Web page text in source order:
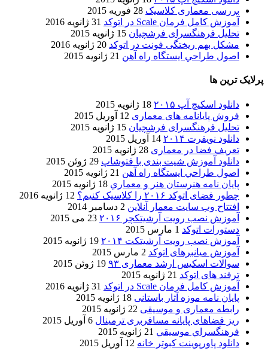
بررسی معماری کلاسیک 28 فوریه 2015
آموزش کامل فرمان Scale در اتوکد
31 ژانویه 2016
تحلیل فرهنگسرای فرشچیان 15 ژانویه 2015
مشکل بهم ریختگی فونت در اتوکد 20 ژانویه 2016
اصول طراحي ایستگاه راه آهن 21 ژانویه 2015
پرلایک ترین ها
دانلود اسکیچ آپ ۲۰۱۵
18 ژانویه 2015
فروش پایانامه های معماری 12 آوریل 2015
تحلیل فرهنگسرای فرشچیان 15 ژانویه 2015
دانلود نویفرت ۲۰۱۴
14 آوریل 2015
تعریف فضا در معماری 28 ژانویه 2015
دانلود آموزش شیت بندی با فتوشاپ 29 ژوئن 2015
اصول طراحي ایستگاه راه آهن 21 ژانویه 2015
پایان نامه هنرستان هنر و معماري 18 ژانویه 2015
چطور فضای اتوکد ۲۰۱۶ را کلاسیک کنیم؟
12 ژانویه 2016
افتتاح وب سایت معمار آنلاین 2 دسامبر 2014
آموزش نصب رویت آرشیتکچر ۲۰۱۶
23 می 2015
دستورات اتوکد 1 مارس 2015
آموزش نصب رویت آرشیتکت ۲۰۱۴
19 ژانویه 2015
آموزش میانبرهای اتوکد 2 مارس 2015
سوالات اسکیس ارشد معماری ۹۳
19 ژوئن 2015
ترفند های اتوکد 21 ژانویه 2015
آموزش کامل فرمان Scale در اتوکد
31 ژانویه 2016
پایان نامه موزه آثار باستانی 18 ژانویه 2015
رابطه معماری و موسیقی 22 ژانویه 2015
ریز فضاهای پایانه مسافربری ترمینال 6 آوریل 2015
فرهنگسراي موسيقي 21 ژانویه 2015
دانلود پاورپوینت کبوتر خانه 12 آوریل 2015